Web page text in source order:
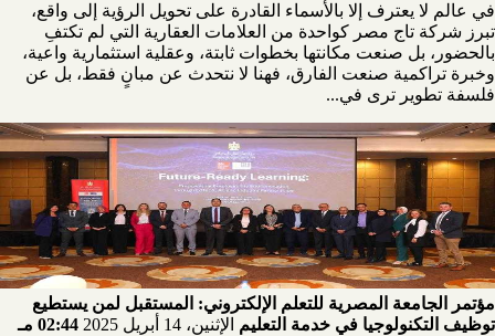
في عالم لا يعترف إلا بالأسماء القادرة على تحويل الرؤية إلى واقع،
تبرز شركة تاج مصر كواحدة من العلامات العقارية التي لم تكتفِ
بالحضور، بل صنعت مكانتها بخطوات ثابتة، وعقلية استثمارية واعية،
وخبرة تراكمية صنعت الفارق، فهنا لا نتحدث عن مبانٍ فقط، بل عن
فلسفة تطوير ترى في...
مؤتمر الجامعة المصرية للتعلم الإلكتروني: المستقبل لمن يستطيع
توظيف التكنولوجيا في خدمة التعليم الإثنين، 14 أبريل 2025 02:44 مـ